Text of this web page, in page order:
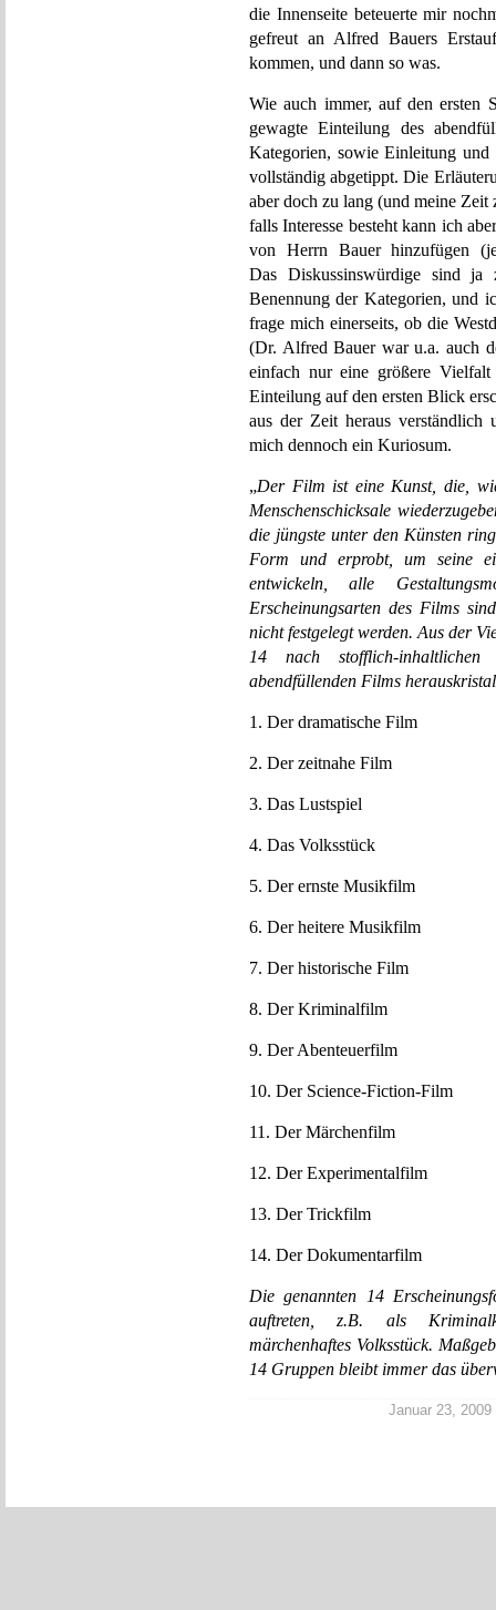
die Innenseite beteuerte mir
gefreut an Alfred Bauers
kommen, und dann so was.
Wie auch immer, auf den ersten
gewagte Einteilung des
Kategorien, sowie Einleitung
vollständig abgetippt. Die
aber doch zu lang (und meine
falls Interesse besteht kann ich
von Herrn Bauer hinzufügen
Das Diskussinswürdige sind
Benennung der Kategorien, und
frage mich einerseits, ob die
(Dr. Alfred Bauer war u.a. auch
einfach nur eine größere
Einteilung auf den ersten Blick
aus der Zeit heraus verständlich
mich dennoch ein Kuriosum.
„Der Film ist eine Kunst, die,
Menschenschicksale
die jüngste unter den Künsten
Form und erprobt, um seine
entwickeln, alle
Erscheinungsarten des Films
nicht festgelegt werden. Aus der
14 nach stofflich-inhaltlichen
abendfüllenden Films
1. Der dramatische Film
2. Der zeitnahe Film
3. Das Lustspiel
4. Das Volksstück
5. Der ernste Musikfilm
6. Der heitere Musikfilm
7. Der historische Film
8. Der Kriminalfilm
9. Der Abenteuerfilm
10. Der Science-Fiction-Film
11. Der Märchenfilm
12. Der Experimentalfilm
13. Der Trickfilm
14. Der Dokumentarfilm
Die genannten 14
auftreten, z.B. als
märchenhaftes Volksstück.
14 Gruppen bleibt immer das
Januar 23,